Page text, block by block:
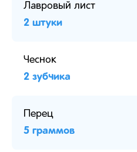
Лавровый лист
2 штуки
Чеснок
2 зубчика
Перец
5 граммов